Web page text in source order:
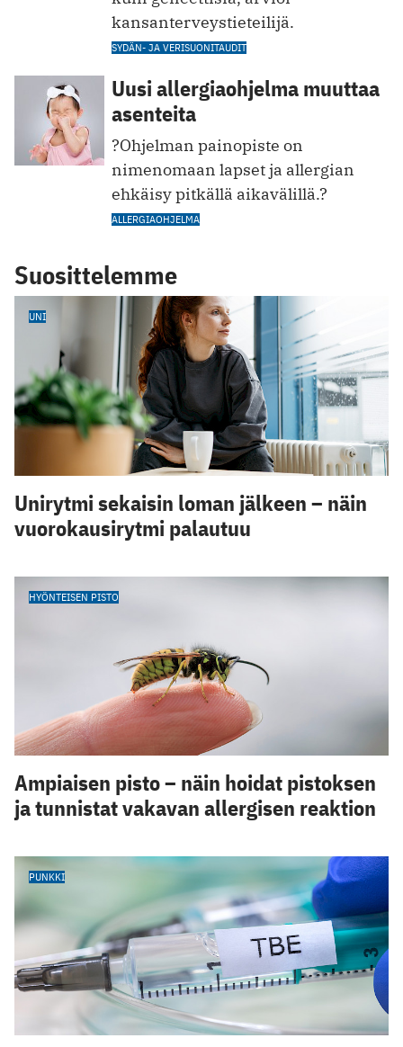
kansanterveystieteilijä.
SYDÄN- JA VERISUONITAUDIT
Uusi allergiaohjelma muuttaa
asenteita
?Ohjelman painopiste on
nimenomaan lapset ja allergian
ehkäisy pitkällä aikavälillä.?
ALLERGIAOHJELMA
Suosittelemme
UNI
Unirytmi sekaisin loman jälkeen – näin
vuorokausirytmi palautuu
HYÖNTEISEN PISTO
Ampiaisen pisto – näin hoidat pistoksen
ja tunnistat vakavan allergisen reaktion
PUNKKI